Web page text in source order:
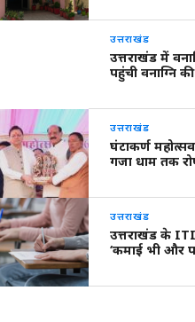
उत्तराखंड
उत्तराखंड में
पहुंची वनाग्नि
उत्तराखंड
घंटाकर्ण
गजा धाम तक
उत्तराखंड
उत्तराखंड के
‘कमाई भी और